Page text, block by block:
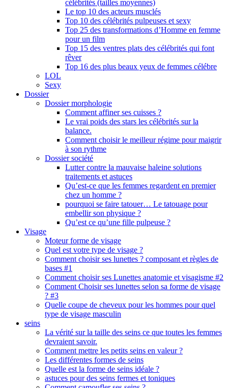
célébrités (tailles moyennes)
Le top 10 des acteurs musclés
Top 10 des célébrités pulpeuses et sexy
Top 25 des transformations d’Homme en femme
pour un film
Top 15 des ventres plats des célébrités qui font
rêver
Top 16 des plus beaux yeux de femmes célébre
LOL
Sexy
Dossier
Dossier morphologie
Comment affiner ses cuisses ?
Le vrai poids des stars les célébrités sur la
balance.
Comment choisir le meilleur régime pour maigrir
à son rythme
Dossier société
Lutter contre la mauvaise haleine solutions
traitements et astuces
Qu’est-ce que les femmes regardent en premier
chez un homme ?
pourquoi se faire tatouer… Le tatouage pour
embellir son physique ?
Qu’est ce qu’une fille pulpeuse ?
Visage
Moteur forme de visage
Quel est votre type de visage ?
Comment choisir ses lunettes ? composant et règles de
bases #1
Comment choisir ses Lunettes anatomie et visagisme #2
Comment Choisir ses lunettes selon sa forme de visage
? #3
Quelle coupe de cheveux pour les hommes pour quel
type de visage masculin
seins
La vérité sur la taille des seins ce que toutes les femmes
devraient savoir.
Comment mettre les petits seins en valeur ?
Les différentes formes de seins
Quelle est la forme de seins idéale ?
astuces pour des seins fermes et toniques